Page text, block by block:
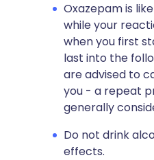
Oxazepam is
while your
when you first
last into the
are advised to
you - a repeat
generally
Do not drink
effects.